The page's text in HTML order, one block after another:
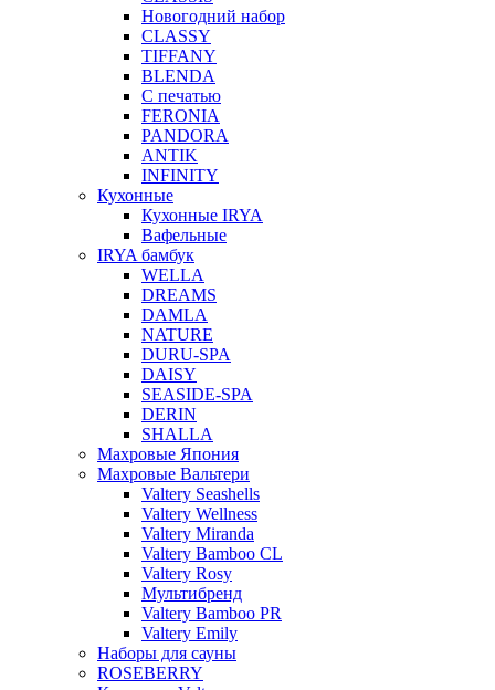
Новогодний набор
CLASSY
TIFFANY
BLENDA
С печатью
FERONIA
PANDORA
ANTIK
INFINITY
Кухонные
Кухонные IRYA
Вафельные
IRYA бамбук
WELLA
DREAMS
DAMLA
NATURE
DURU-SPA
DAISY
SEASIDE-SPA
DERIN
SHALLA
Махровые Япония
Махровые Вальтери
Valtery Seashells
Valtery Wellness
Valtery Miranda
Valtery Bamboo CL
Valtery Rosy
Мультибренд
Valtery Bamboo PR
Valtery Emily
Наборы для сауны
ROSEBERRY